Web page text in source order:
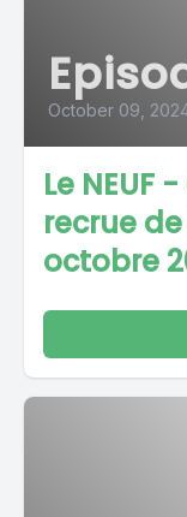
October 09,
Le NEUF
recrue
octobre